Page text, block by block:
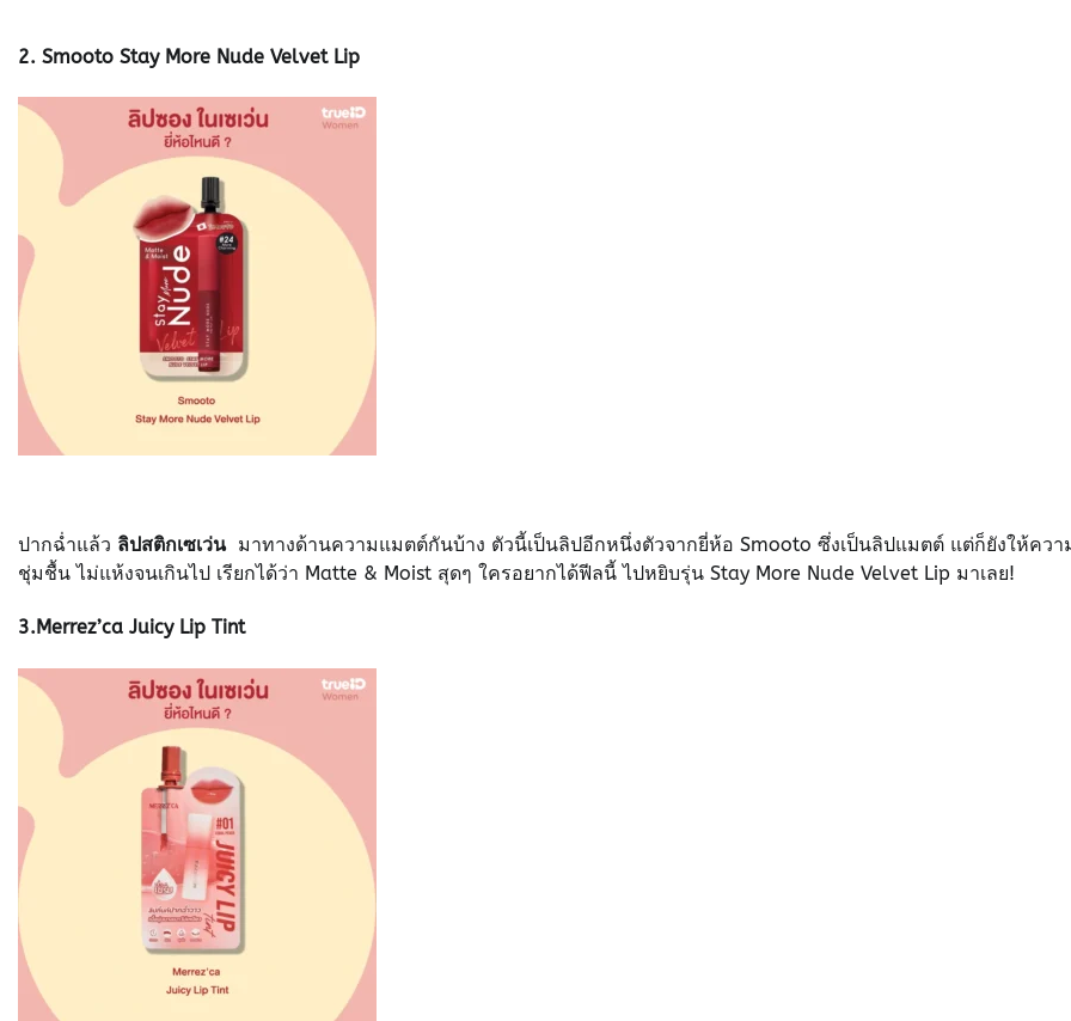
2. Smooto Stay More Nude Velvet Lip
ปากฉ่ำแล้ว ลิปสติกเซเว่น มาทางด้านความแมตต์กันบ้าง ตัวนี้เป็นลิปอีกหนึ่งตัวจากยี่ห้อ Smooto ซึ่งเป็นลิปแมตต์ แต่ก็ยังให้ควา
ชุ่มชื้น ไม่แห้งจนเกินไป เรียกได้ว่า Matte & Moist สุดๆ ใครอยากได้ฟีลนี้ ไปหยิบรุ่น Stay More Nude Velvet Lip มาเลย!
3.Merrez’ca Juicy Lip Tint